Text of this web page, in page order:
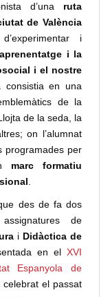
d’una ruta
de València
i
i la
i el nostre
consistia en una
de la
de la seda, la
on l’alumnat
programades per
marc formatiu
.
des de fa dos
de
i Didàctica de
en el XVI
Espanyola de
celebrat el passat